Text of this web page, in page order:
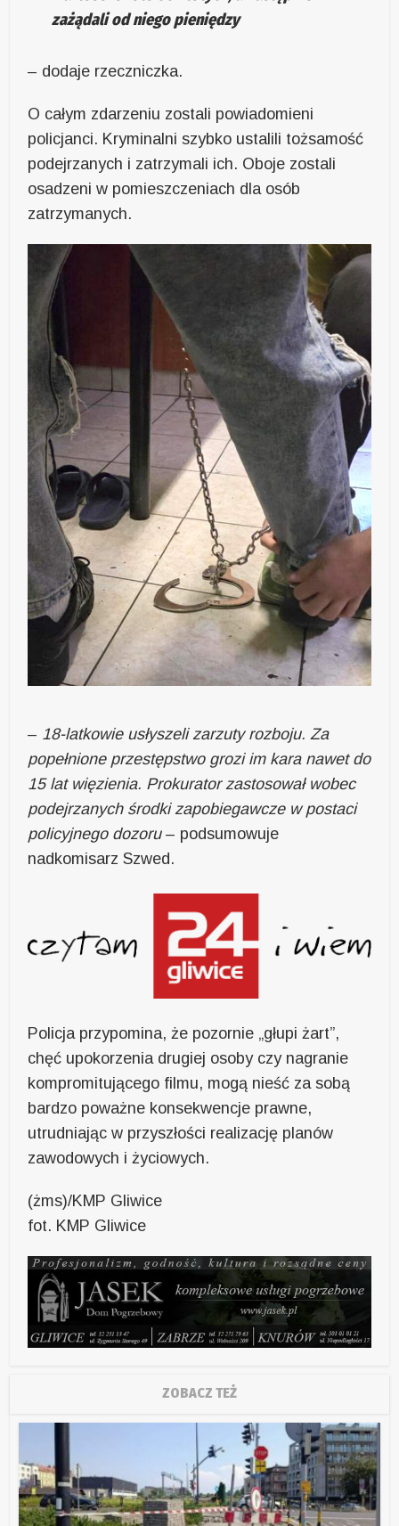
zażądali od niego pieniędzy
– dodaje rzeczniczka.
O całym zdarzeniu zostali powiadomieni
policjanci. Kryminalni szybko ustalili tożsamość
podejrzanych i zatrzymali ich. Oboje zostali
osadzeni w pomieszczeniach dla osób
zatrzymanych.
– 18-latkowie usłyszeli zarzuty rozboju. Za
popełnione przestępstwo grozi im kara nawet do
15 lat więzienia. Prokurator zastosował wobec
podejrzanych środki zapobiegawcze w postaci
policyjnego dozoru– podsumowuje
nadkomisarz Szwed.
Policja przypomina, że pozornie „głupi żart”,
chęć upokorzenia drugiej osoby czy nagranie
kompromitującego filmu, mogą nieść za sobą
bardzo poważne konsekwencje prawne,
utrudniając w przyszłości realizację planów
zawodowych i życiowych.
(żms)/KMP Gliwice
fot. KMP Gliwice
ZOBACZ TEŻ